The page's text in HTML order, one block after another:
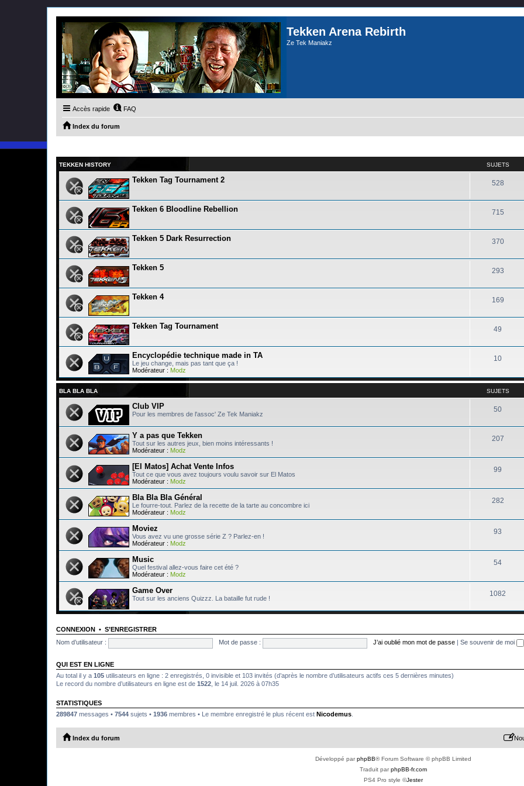
Tekken Arena Rebirth
Ze Tek Maniakz
Accès rapide FAQ
Index du forum
TEKKEN HISTORY SUJETS
Tekken Tag Tournament 2 528
Tekken 6 Bloodline Rebellion 715
Tekken 5 Dark Resurrection 370
Tekken 5 293
Tekken 4 169
Tekken Tag Tournament 49
Encyclopédie technique made in TA
Le jeu change, mais pas tant que ça !
Modérateur : Modz
10
BLA BLA BLA SUJETS
Club VIP
Pour les membres de l'assoc' Ze Tek Maniakz
50
Y a pas que Tekken
Tout sur les autres jeux, bien moins intéressants !
Modérateur : Modz
207
[El Matos] Achat Vente Infos
Tout ce que vous avez toujours voulu savoir sur El Matos
Modérateur : Modz
99
Bla Bla Bla Général
Le fourre-tout. Parlez de la recette de la tarte au concombre ici
Modérateur : Modz
282
Moviez
Vous avez vu une grosse série Z ? Parlez-en !
Modérateur : Modz
93
Music
Quel festival allez-vous faire cet été ?
Modérateur : Modz
54
Game Over
Tout sur les anciens Quizzz. La bataille fut rude !
1082
CONNEXION • S’ENREGISTRER
Nom d’utilisateur :
Mot de passe : J’ai oublié mon mot de passe Se souvenir de moi
QUI EST EN LIGNE
Au total il y a 105 utilisateurs en ligne : 2 enregistrés, 0 invisible et 103 invités (d’après le nombre d’utilisateurs actifs ces 5 dernières minutes)
Le record du nombre d’utilisateurs en ligne est de 1522 , le 14 juil. 2026 à 07h35
STATISTIQUES
289847 messages • 7544 sujets • 1936 membres • Le membre enregistré le plus récent est Nicodemus
Index du forum
Développé parphpBB® Forum Software © phpBB Limited
Traduit parphpBB-fr.com
PS4 Pro style ©Jester